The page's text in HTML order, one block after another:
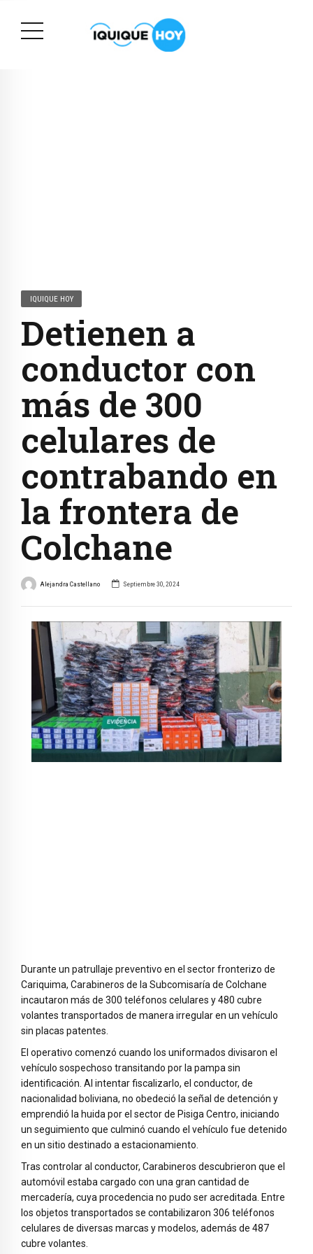
IQUIQUE HOY
Detienen a
conductor con
más de 300
celulares de
contrabando en
la frontera de
Colchane
Alejandra Castellano Septiembre 30, 2024
Durante un patrullaje preventivo en el sector fronterizo de
Cariquima, Carabineros de la Subcomisaría de Colchane
incautaron más de 300 teléfonos celulares y 480 cubre
volantes transportados de manera irregular en un vehículo
sin placas patentes.
El operativo comenzó cuando los uniformados divisaron el
vehículo sospechoso transitando por la pampa sin
identificación. Al intentar fiscalizarlo, el conductor, de
nacionalidad boliviana, no obedeció la señal de detención y
emprendió la huida por el sector de Pisiga Centro, iniciando
un seguimiento que culminó cuando el vehículo fue detenido
en un sitio destinado a estacionamiento.
Tras controlar al conductor, Carabineros descubrieron que el
automóvil estaba cargado con una gran cantidad de
mercadería, cuya procedencia no pudo ser acreditada. Entre
los objetos transportados se contabilizaron 306 teléfonos
celulares de diversas marcas y modelos, además de 487
cubre volantes.